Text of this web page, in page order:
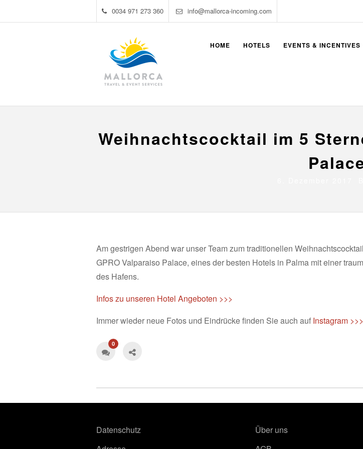
0034 971 273 360 info@mallorca-incoming.com
HOME HOTELS EVENTS & INCENTIVES
Weihnachtscocktail im 5
Am gestrigen Abend war unser Team zum traditionellen
GPRO Valparaiso Palace, eines der besten Hotels in Palma mit einer
des Hafens.
Infos zu unseren Hotel Angeboten >>>
Immer wieder neue Fotos und Eindrücke finden Sie auch auf Instagram >>>
0
Datenschutz
Über uns